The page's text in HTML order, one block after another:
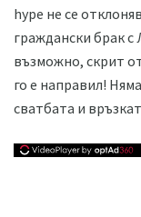
hype не се
граждански брак с
възможно, скрит
го е направил!
сватбата и